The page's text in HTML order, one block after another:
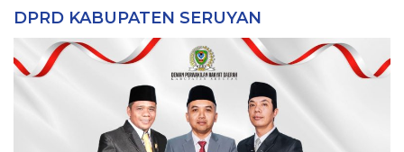
DPRD KABUPATEN SERUYAN